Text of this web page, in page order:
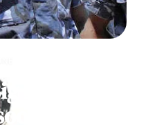
Monster,
de la